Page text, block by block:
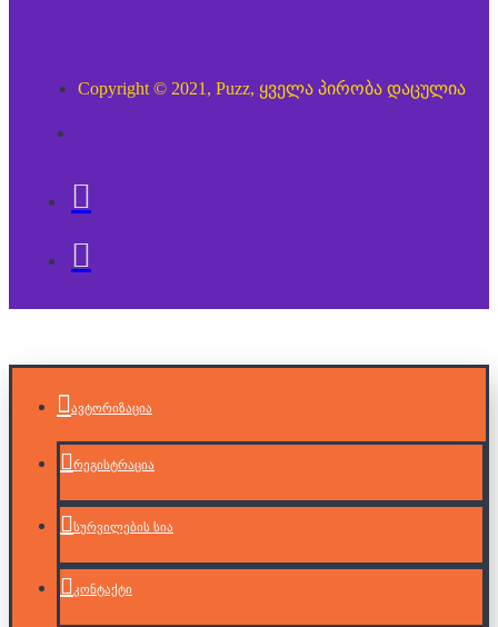
Copyright © 2021, Puzz, ყველა პირობა დაცულია
ავტორიზაცია
რეგისტრაცია
სურვილების სია
კონტაქტი